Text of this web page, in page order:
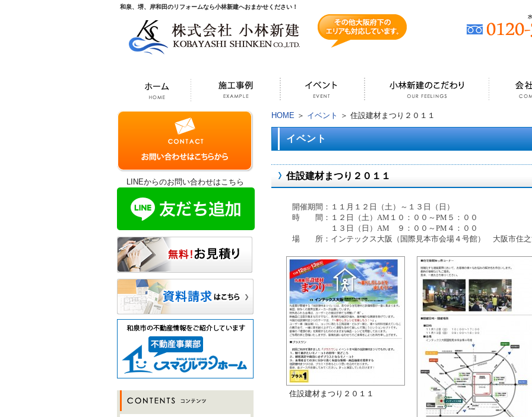
和泉、堺、岸和田のリフォームなら小林新建へおまかせください！
HOME ＞ イベント ＞ 住設建材まつり２０１１
イベント
住設建材まつり２０１１
開催期間：１１月１２日（土）～１３日（日）
時 間：１２日（土） AM １０：００～ PM ５：００
１３日（日） AM ９：００～ PM ４：００
場 所：インテックス大阪（国際見本市会場４号館） 大阪市住之
住設建材まつり２０１１
LINEからのお問い合わせはこちら